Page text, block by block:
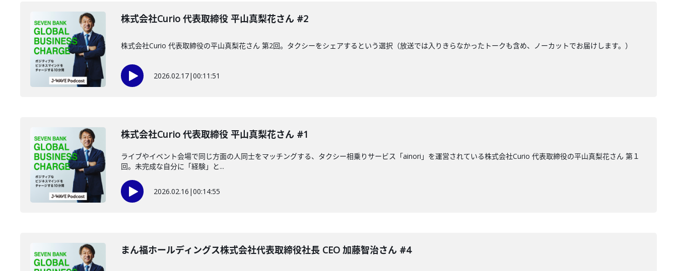
株式会社Curio 代表取締役 平山真梨花さん #2
株式会社Curio 代表取締役の平山真梨花さん 第2回。タクシーをシェアするという選択（放送では入りきらなかったトークも含め、ノーカットでお届けします。）
2026.02.17|00:11:51
株式会社Curio 代表取締役 平山真梨花さん #1
ライブやイベント会場で同じ方面の人同士をマッチングする、タクシー相乗りサービス「ainori」を運営されている株式会社Curio 代表取締役の平山真梨花さん 第１
回。未完成な自分に「経験」と...
2026.02.16 |00:14:55
まん福ホールディングス株式会社代表取締役社長 CEO 加藤智治さん #4